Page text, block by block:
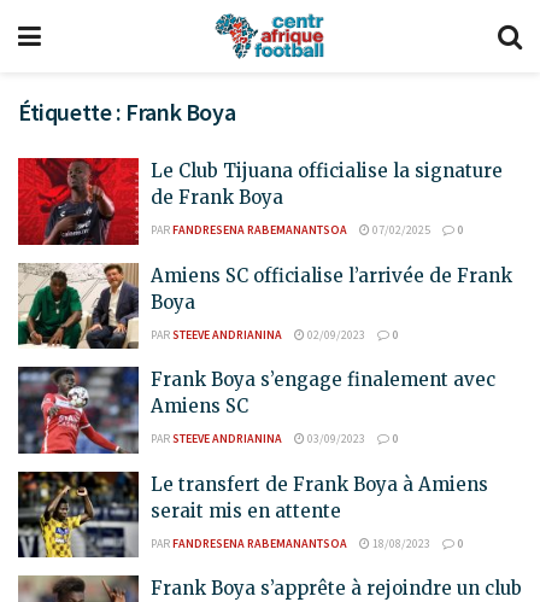
Étiquette : Frank Boya
Le Club Tijuana officialise la signature
de Frank Boya
PARFANDRESENA RABEMANANTSOA 07/02/2025 0
Amiens SC officialise l’arrivée de Frank
Boya
PARSTEEVE ANDRIANINA 02/09/2023 0
Frank Boya s’engage finalement avec
Amiens SC
PARSTEEVE ANDRIANINA 03/09/2023 0
Le transfert de Frank Boya à Amiens
serait mis en attente
PARFANDRESENA RABEMANANTSOA 18/08/2023 0
Frank Boya s’apprête à rejoindre un club